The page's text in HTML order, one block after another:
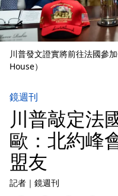
川普發文證實將前往法國參
House）
鏡週刊
川普敲定
歐：北約峰
盟友
記者 ｜ 鏡週刊